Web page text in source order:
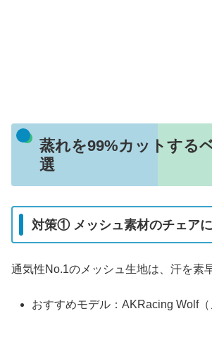
蒸れを99%カットする
選
対策① メッシュ素材のチェア
通気性No.1のメッシュ生地は、汗を素
おすすめモデル ：AKRacing Wolf（